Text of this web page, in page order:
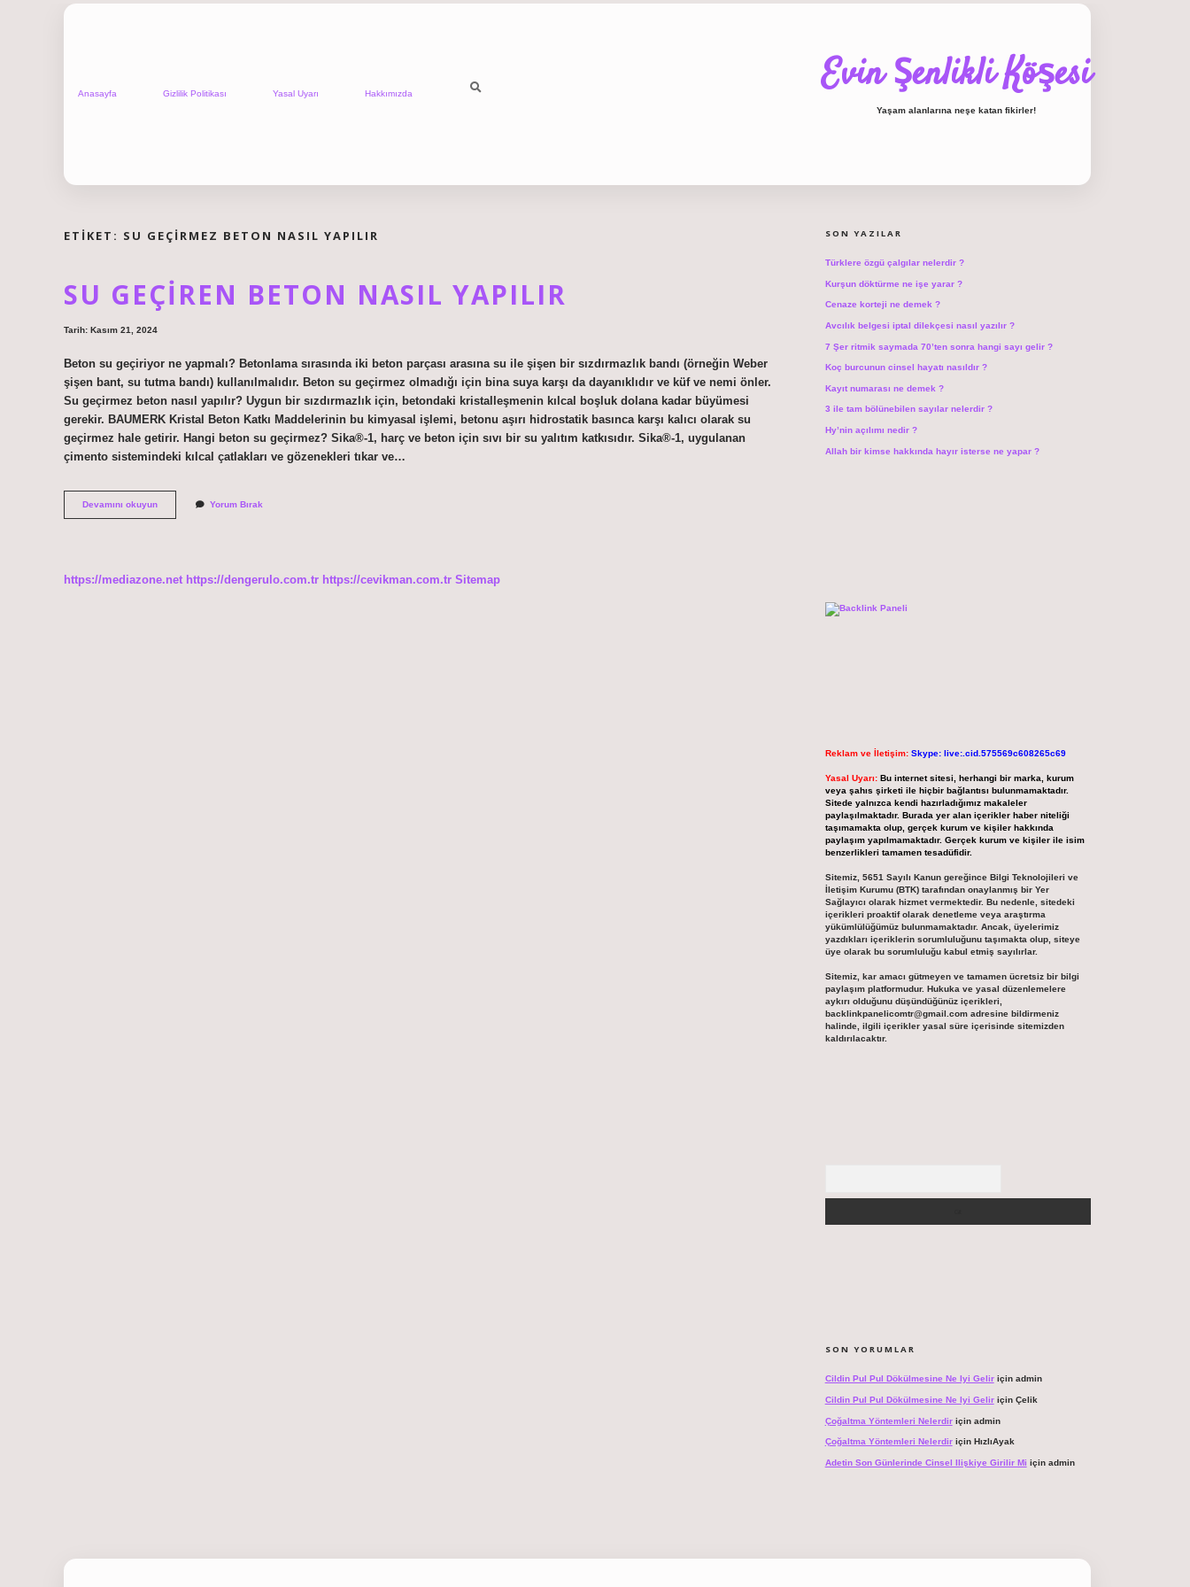
Anasayfa Gizlilik Politikası Yasal Uyarı Hakkımızda Evin Şenlikli Köşesi
Yaşam alanlarına neşe katan fikirler!
ETIKET: SU GEÇIRMEZ BETON NASIL YAPILIR
SU GEÇIREN BETON NASIL YAPILIR
Tarih: Kasım 21, 2024
Beton su geçiriyor ne yapmalı? Betonlama sırasında iki beton parçası arasına su ile şişen bir sızdırmazlık bandı (örneğin Weber
şişen bant, su tutma bandı) kullanılmalıdır. Beton su geçirmez olmadığı için bina suya karşı da dayanıklıdır ve küf ve nemi önler.
Su geçirmez beton nasıl yapılır? Uygun bir sızdırmazlık için, betondaki kristalleşmenin kılcal boşluk dolana kadar büyümesi
gerekir. BAUMERK Kristal Beton Katkı Maddelerinin bu kimyasal işlemi, betonu aşırı hidrostatik basınca karşı kalıcı olarak su
geçirmez hale getirir. Hangi beton su geçirmez? Sika®-1, harç ve beton için sıvı bir su yalıtım katkısıdır. Sika®-1, uygulanan
çimento sistemindeki kılcal çatlakları ve gözenekleri tıkar ve…
Devamını okuyunSu
Geçiren
Yorum Bırak
https://mediazone.net https://dengerulo.com.tr https://cevikman.com.tr Sitemap
SON YAZILAR
Türklere özgü çalgılar nelerdir ?
Kurşun döktürme ne işe yarar ?
Cenaze korteji ne demek ?
Avcılık belgesi iptal dilekçesi nasıl yazılır ?
7 Şer ritmik saymada 70’ten sonra hangi sayı gelir ?
Koç burcunun cinsel hayatı nasıldır ?
Kayıt numarası ne demek ?
3 ile tam bölünebilen sayılar nelerdir ?
Hy’nin açılımı nedir ?
Allah bir kimse hakkında hayır isterse ne yapar ?
Reklam ve İletişim: Skype: live:.cid.575569c608265c69
Yasal Uyarı: Bu internet sitesi, herhangi bir marka, kurum
veya şahıs şirketi ile hiçbir bağlantısı bulunmamaktadır.
Sitede yalnızca kendi hazırladığımız makaleler
paylaşılmaktadır. Burada yer alan içerikler haber niteliği
taşımamakta olup, gerçek kurum ve kişiler hakkında
paylaşım yapılmamaktadır. Gerçek kurum ve kişiler ile isim
benzerlikleri tamamen tesadüfidir.
Sitemiz, 5651 Sayılı Kanun gereğince Bilgi Teknolojileri ve
İletişim Kurumu (BTK) tarafından onaylanmış bir Yer
Sağlayıcı olarak hizmet vermektedir. Bu nedenle, sitedeki
içerikleri proaktif olarak denetleme veya araştırma
yükümlülüğümüz bulunmamaktadır. Ancak, üyelerimiz
yazdıkları içeriklerin sorumluluğunu taşımakta olup, siteye
üye olarak bu sorumluluğu kabul etmiş sayılırlar.
Sitemiz, kar amacı gütmeyen ve tamamen ücretsiz bir bilgi
paylaşım platformudur. Hukuka ve yasal düzenlemelere
aykırı olduğunu düşündüğünüz içerikleri,
backlinkpanelicomtr@gmail.comadresine bildirmeniz
halinde, ilgili içerikler yasal süre içerisinde sitemizden
kaldırılacaktır.
SON YORUMLAR
Cildin Pul Pul Dökülmesine Ne Iyi Geliriçin admin
Cildin Pul Pul Dökülmesine Ne Iyi Geliriçin Çelik
Çoğaltma Yöntemleri Nelerdiriçin admin
Çoğaltma Yöntemleri Nelerdiriçin HızlıAyak
Adetin Son Günlerinde Cinsel Ilişkiye Girilir Mi için admin